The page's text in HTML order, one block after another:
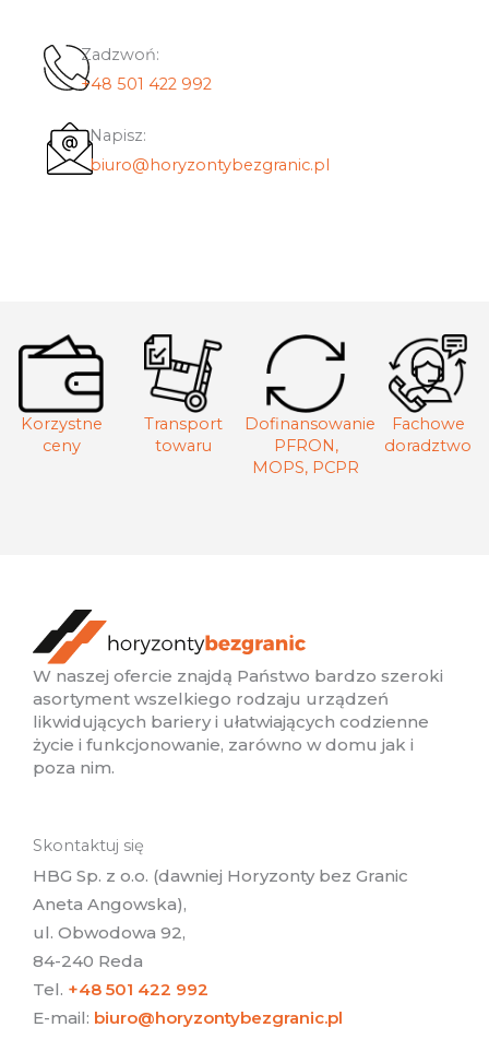
Zadzwoń:
+48 501 422 992
Napisz:
biuro@horyzontybezgranic.pl
Korzystne
ceny
Transport
towaru
Dofinansowanie
PFRON,
MOPS, PCPR
Fachowe
doradztwo
W naszej ofercie znajdą Państwo bardzo szeroki
asortyment wszelkiego rodzaju urządzeń
likwidujących bariery i ułatwiających codzienne
życie i funkcjonowanie, zarówno w domu jak i
poza nim.
Skontaktuj się
HBG Sp. z o.o. (dawniej Horyzonty bez Granic
Aneta Angowska),
ul. Obwodowa 92,
84-240 Reda
Tel. +48 501 422 992
E-mail: biuro@horyzontybezgranic.pl